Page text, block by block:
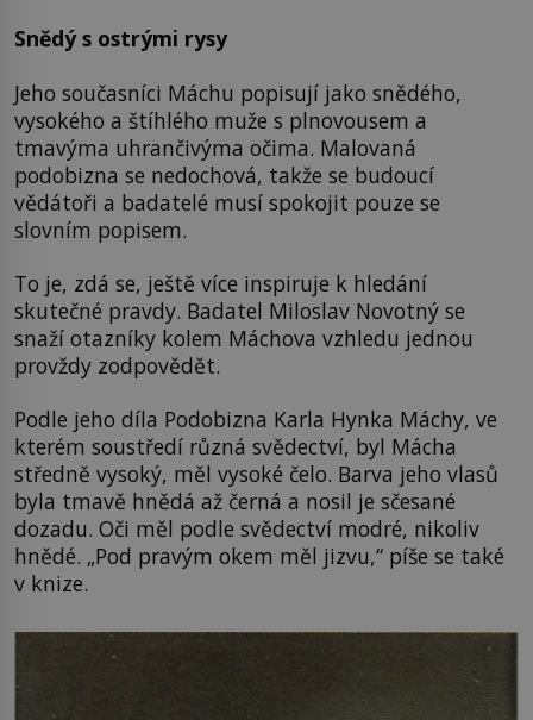
Snědý s ostrými rysy
Jeho současníci Máchu popisují jako snědého,
vysokého a štíhlého muže s plnovousem a
tmavýma uhrančivýma očima. Malovaná
podobizna se nedochová, takže se budoucí
vědátoři a badatelé musí spokojit pouze se
slovním popisem.
To je, zdá se, ještě více inspiruje k hledání
skutečné pravdy. Badatel Miloslav Novotný se
snaží otazníky kolem Máchova vzhledu jednou
provždy zodpovědět.
Podle jeho díla Podobizna Karla Hynka Máchy, ve
kterém soustředí různá svědectví, byl Mácha
středně vysoký, měl vysoké čelo. Barva jeho vlasů
byla tmavě hnědá až černá a nosil je sčesané
dozadu. Oči měl podle svědectví modré, nikoliv
hnědé. „Pod pravým okem měl jizvu,“ píše se také
v knize.